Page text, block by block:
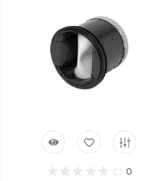
0